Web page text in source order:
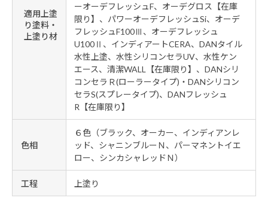
適用上塗
り塗料・
上塗り材
ーオーデフレッシュF、オーデグロス【在庫
限り】、パワーオーデフレッシュSi、オーデ
フレッシュF100Ⅲ、オーデフレッシュ
U100Ⅱ、インディアートCERA、DANタイル
水性上塗、水性シリコンセラUV、水性ケン
エース、清潔WALL【在庫限り】、DANシリ
コンセラＲ(ローラータイプ)・DANシリコン
セラS(スプレータイプ)、DANフレッシュ
R【在庫限り】
色相
６色（ブラック、オーカー、インディアンレ
ッド、シャニンブルーＮ、パーマネントイエ
ロー、シンカシャレッドＮ）
工程 上塗り